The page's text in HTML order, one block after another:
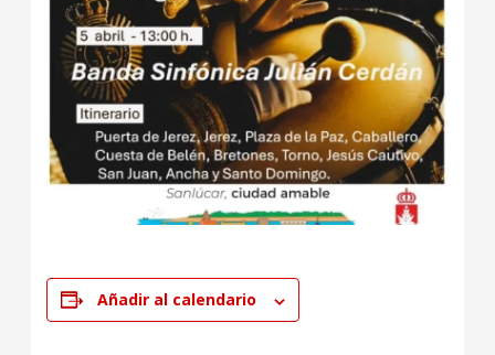
Añadir al calendario